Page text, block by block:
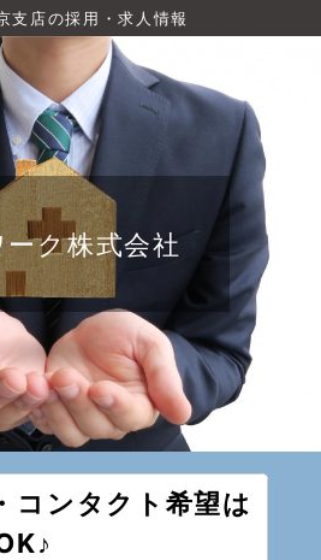
店の採用・求人情報
ーク株式会社
コンタクト希望は